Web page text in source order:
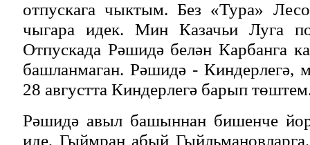
отпускага чыктым. Без «Тура»
чыгара идек. Мин Казачьи Луга
Отпускада Рәшидә белән Карбанга
башланмаган. Рәшидә - Киндерлегә,
28 августта Киндерлегә барып
Рәшидә авыл башыннан бишенче
иде, Гыймран абый